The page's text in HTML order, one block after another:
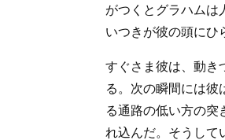
がつくとグラハムは
いつきが彼の頭にひ
すぐさま彼は、動き
る。次の瞬間には彼
る通路の低い方の突
れ込んだ。そうして